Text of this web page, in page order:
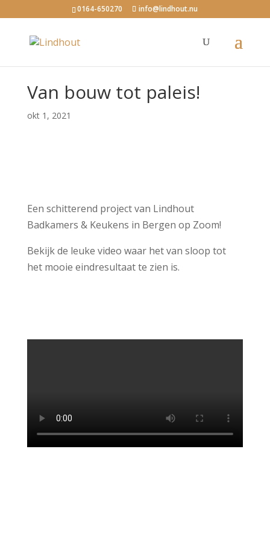
0164-650270 info@lindhout.nu
Van bouw tot paleis!
okt 1, 2021
Een schitterend project van Lindhout
Badkamers & Keukens in Bergen op Zoom!
Bekijk de leuke video waar het van sloop tot
het mooie eindresultaat te zien is.